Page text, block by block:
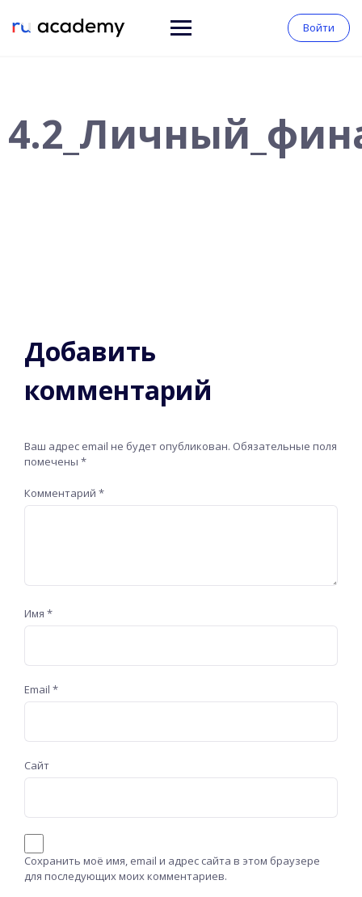
Войти
Добавить
комментарий
Ваш адрес email не будет опубликован. Обязательные поля
помечены *
Комментарий *
Имя *
Email *
Сайт
Сохранить моё имя, email и адрес сайта в этом браузере
для последующих моих комментариев.